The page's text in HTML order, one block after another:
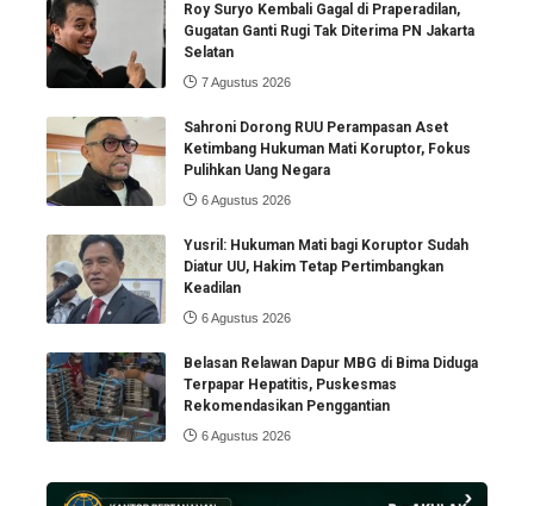
Roy Suryo Kembali Gagal di Praperadilan,
Gugatan Ganti Rugi Tak Diterima PN Jakarta
Selatan
7 Agustus 2026
Sahroni Dorong RUU Perampasan Aset
Ketimbang Hukuman Mati Koruptor, Fokus
Pulihkan Uang Negara
6 Agustus 2026
Yusril: Hukuman Mati bagi Koruptor Sudah
Diatur UU, Hakim Tetap Pertimbangkan
Keadilan
6 Agustus 2026
Belasan Relawan Dapur MBG di Bima Diduga
Terpapar Hepatitis, Puskesmas
Rekomendasikan Penggantian
6 Agustus 2026